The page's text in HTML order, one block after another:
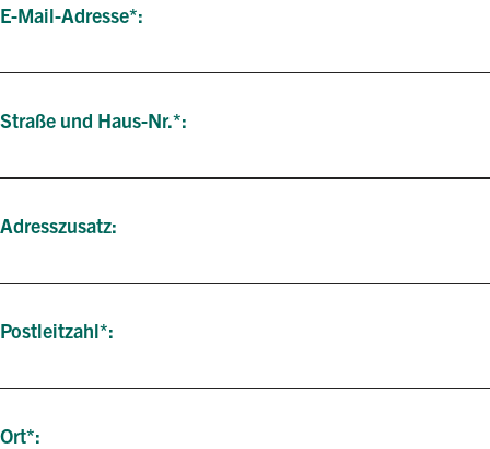
E-Mail-Adresse
Straße und Haus-Nr.
Adresszusatz
Postleitzahl
Ort